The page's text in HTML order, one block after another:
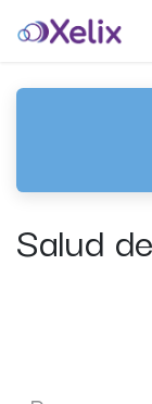
Ir al
Salud